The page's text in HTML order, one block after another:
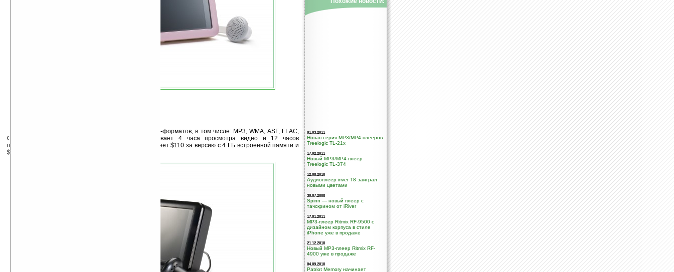
Плеер поддерживает множество мультимедиа-форматов, в том числе: MP3, WMA, ASF, FLAC,
OGG, MPEG, WMV9, и XVID. Батарея обеспечивает 4 часа просмотра видео и 12 часов
прослушивания музыки. Стоимость новинки составляет $110 за версию с 4 ГБ встроенной памяти и
$160 за версию с 8 ГБ.
01.03.2011
Новая серия MP3/MP4-плееров
Treelogic TL-21x
17.02.2011
Новый MP3/MP4-плеер
Treelogic TL-374
12.08.2010
Аудиоплеер iriver T8 заиграл
новыми цветами
30.07.2008
Spinn — новый плеер с
тачскрином от iRiver
17.01.2011
MP3-плеер Ritmix RF-9500 с
дизайном корпуса в стиле
iPhone уже в продаже
21.12.2010
Новый MP3-плеер Ritmix RF-
4900 уже в продаже
04.09.2010
Patriot Memory начинает